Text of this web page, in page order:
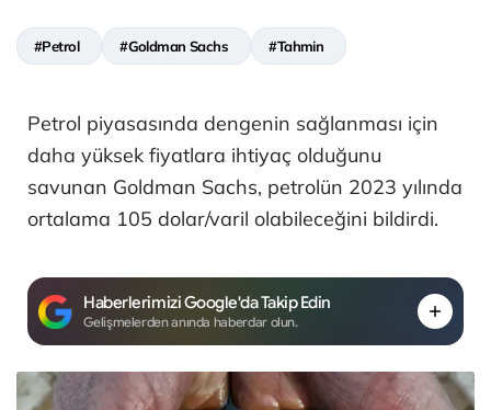
#Petrol #Goldman Sachs #Tahmin
Petrol piyasasında dengenin sağlanması için
daha yüksek fiyatlara ihtiyaç olduğunu
savunan Goldman Sachs, petrolün 2023 yılında
ortalama 105 dolar/varil olabileceğini bildirdi.
Haberlerimizi Google'da Takip Edin
Gelişmelerden anında haberdar olun.